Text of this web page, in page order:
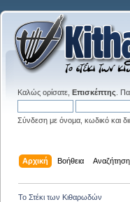
Καλώς ορίσατε, Επισκέπτης .
Σύνδεση με όνομα, κωδικό και
Αρχική Βοήθεια Αναζήτηση
Το Στέκι των Κιθαρωδών